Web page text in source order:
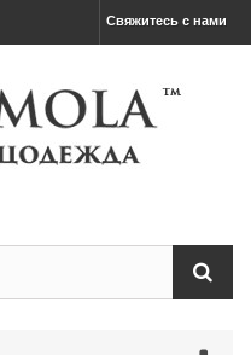
Свяжитесь с нами